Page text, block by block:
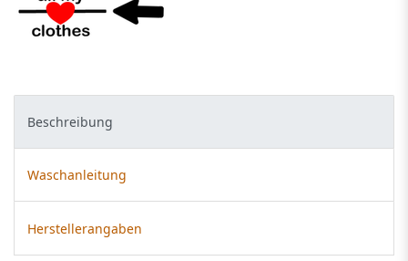
Beschreibung
Waschanleitung
Herstellerangaben